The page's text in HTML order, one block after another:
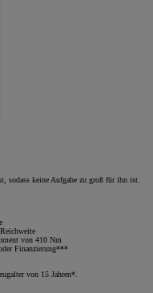
sodass keine Aufgabe zu groß für ihn ist.
von 410 Nm
Finanzierung***
von 15 Jahren*.